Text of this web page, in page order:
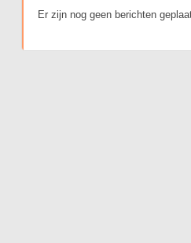
Er zijn nog geen berichten